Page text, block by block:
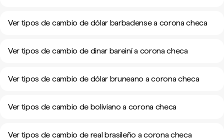
Ver tipos de cambio de dólar barbadense a corona checa
Ver tipos de cambio de dinar bareiní a corona checa
Ver tipos de cambio de dólar bruneano a corona checa
Ver tipos de cambio de boliviano a corona checa
Ver tipos de cambio de real brasileño a corona checa